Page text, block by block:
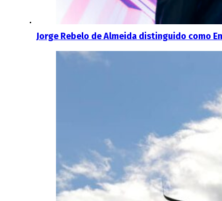
Jorge Rebelo de Almeida distinguido como